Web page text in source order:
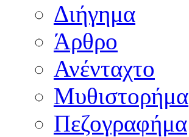
Διήγημα
Άρθρο
Ανένταχτο
Μυθιστορήμα
Πεζογραφήμα